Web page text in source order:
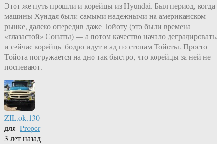
Этот же путь прошли и корейцы из Hyundai. Был период, когда
машины Хундая были самыми надежными на американском
рынке, далеко опередив даже Тойоту (это были времена
«глазастой» Сонаты) — а потом качество начало деградировать,
и сейчас корейцы бодро идут в ад по стопам Тойоты. Просто
Тойота погружается на дно так быстро, что корейцы за ней не
поспевают.
ZIL.ok.130
для Proper
3 лет назад